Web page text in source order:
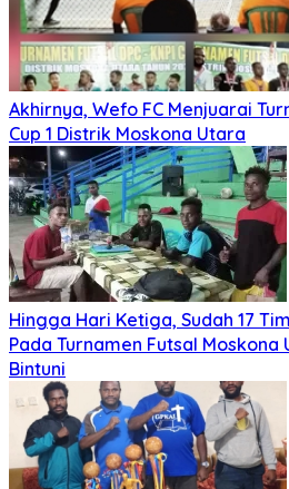
Akhirnya, Wefo FC Menjuarai
Cup 1 Distrik Moskona Utara
Hingga Hari Ketiga, Sudah 17
Pada Turnamen Futsal Moskona
Bintuni